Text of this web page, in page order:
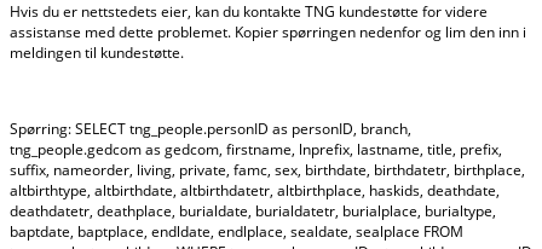
Hvis du er nettstedets eier, kan du kontakte TNG kundestøtte for videre
assistanse med dette problemet. Kopier spørringen nedenfor og lim den inn i
meldingen til kundestøtte.
Spørring: SELECT tng_people.personID as personID, branch,
tng_people.gedcom as gedcom, firstname, lnprefix, lastname, title, prefix,
suffix, nameorder, living, private, famc, sex, birthdate, birthdatetr, birthplace,
altbirthtype, altbirthdate, altbirthdatetr, altbirthplace, haskids, deathdate,
deathdatetr, deathplace, burialdate, burialdatetr, burialplace, burialtype,
baptdate, baptplace, endldate, endlplace, sealdate, sealplace FROM